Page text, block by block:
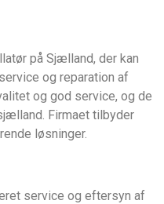
på Sjælland, der kan
og reparation af
og god service, og de
Firmaet tilbyder
løsninger.
service og eftersyn af